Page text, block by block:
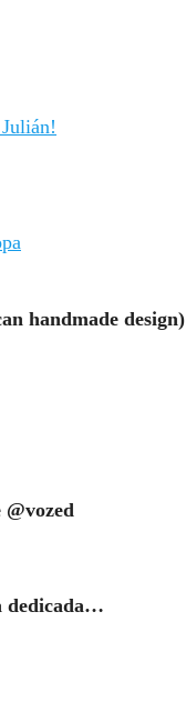
handmade design)
dedicada…